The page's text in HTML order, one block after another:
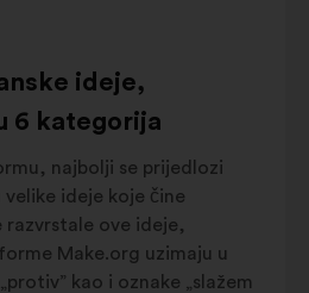
ideje,
6 kategorija
najbolji se prijedlozi
ideje koje čine
razvrstale ove ideje,
Make.org uzimaju u
kao i oznake „slažem